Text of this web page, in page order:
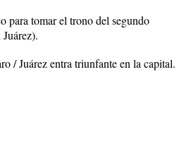
para tomar el trono del segundo
/ Juárez entra triunfante en la capital.